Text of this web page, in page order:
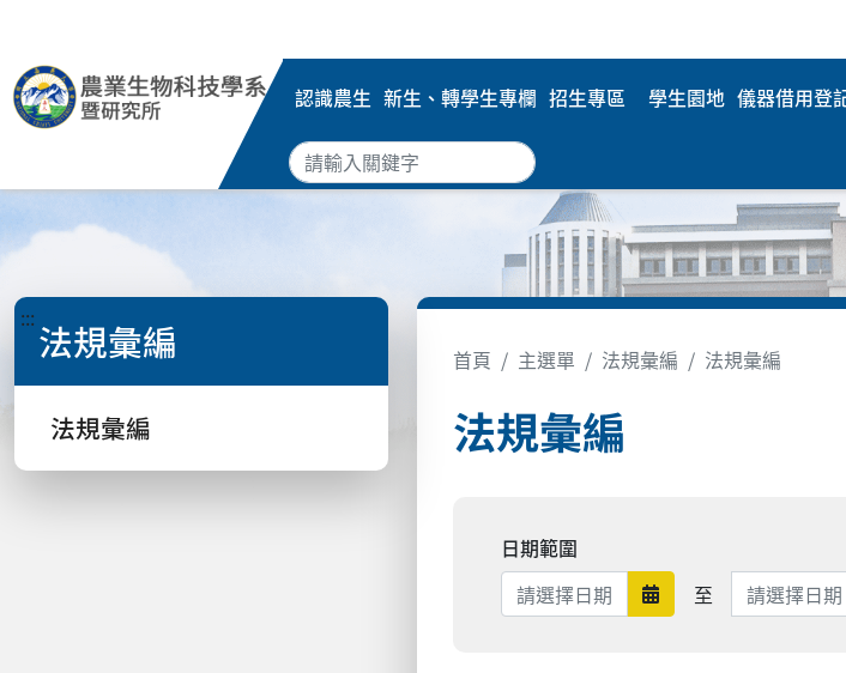
認識農生 新生、轉學生專欄 招生專區 學生園地 儀器借用登
::: 法規彙編
法規彙編
首頁 主選單 法規彙編 法規彙編
法規彙編
日期範圍
日期範圍開始
至 日期範圍結束